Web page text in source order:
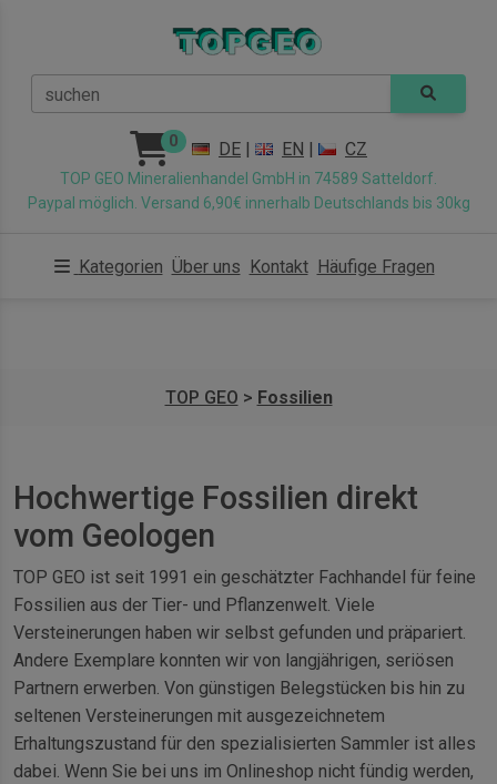
suchen
0 DE | EN | CZ
TOP GEO Mineralienhandel GmbH in 74589 Satteldorf.
Paypal möglich. Versand 6,90€ innerhalb Deutschlands bis 30kg
Kategorien Über uns Kontakt Häufige Fragen
TOP GEO > Fossilien
Hochwertige Fossilien direkt
vom Geologen
TOP GEO ist seit 1991 ein geschätzter Fachhandel für feine
Fossilien aus der Tier- und Pflanzenwelt. Viele
Versteinerungen haben wir selbst gefunden und präpariert.
Andere Exemplare konnten wir von langjährigen, seriösen
Partnern erwerben. Von günstigen Belegstücken bis hin zu
seltenen Versteinerungen mit ausgezeichnetem
Erhaltungszustand für den spezialisierten Sammler ist alles
dabei. Wenn Sie bei uns im Onlineshop nicht fündig werden,